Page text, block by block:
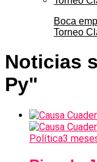
Boca
Torneo
Noticias
Py"
Política3